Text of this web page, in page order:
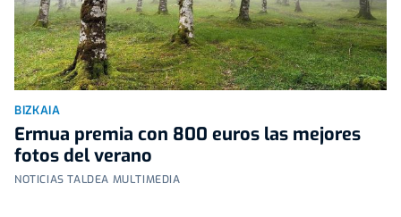
BIZKAIA
Ermua premia con 800 euros las mejores
fotos del verano
NOTICIAS TALDEA MULTIMEDIA